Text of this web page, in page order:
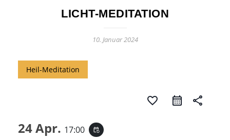
LICHT-MEDITATION
10. Januar 2024
Heil-Meditation
favorite_border share
24 Apr. 17:00 event_repeat